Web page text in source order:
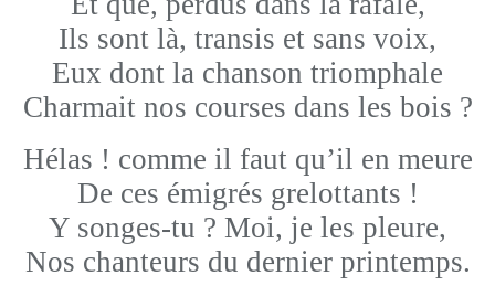
Ils sont là, transis et sans voix,
Eux dont la chanson triomphale
Charmait nos courses dans les bois ?
Hélas ! comme il faut qu’il en meure
De ces émigrés grelottants !
Y songes-tu ? Moi, je les pleure,
Nos chanteurs du dernier printemps.